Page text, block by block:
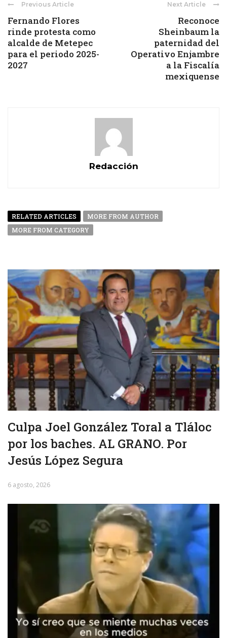
Previous Article
Fernando Flores
rinde protesta como
alcalde de Metepec
para el periodo 2025-
2027
Next Article
Reconoce
Sheinbaum la
paternidad del
Operativo Enjambre
a la Fiscalía
mexiquense
Redacción
RELATED ARTICLES
MORE FROM AUTHOR
MORE FROM CATEGORY
Culpa Joel González Toral a Tláloc
por los baches. AL GRANO. Por
Jesús López Segura
6 agosto, 2026